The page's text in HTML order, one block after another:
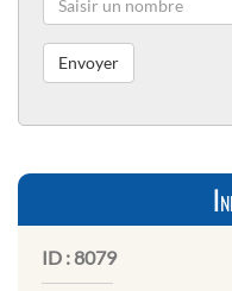
ID :8079